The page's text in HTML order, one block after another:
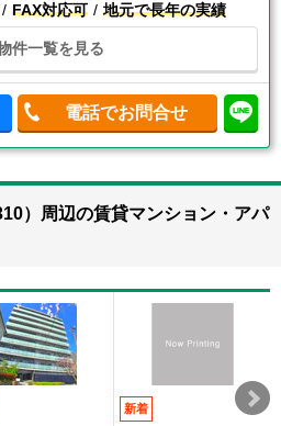
FAX対応可 地元で長年の実績
件一覧を見る
電話でお問合せ
）周辺の賃貸マンション・アパ
新着